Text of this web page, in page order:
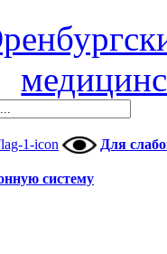
Для
систему